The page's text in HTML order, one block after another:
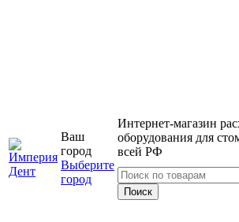
Ваш
город
Выберите
город
Интернет-магазин
оборудования для
всей РФ